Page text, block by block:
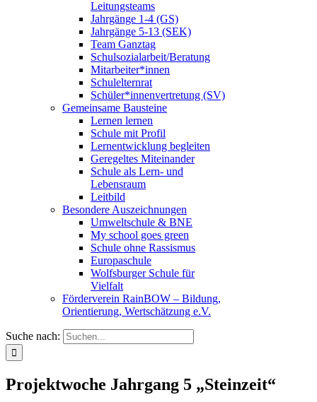
Leitungsteams
Jahrgänge 1-4 (GS)
Jahrgänge 5-13 (SEK)
Team Ganztag
Schulsozialarbeit/Beratung
Mitarbeiter*innen
Schulelternrat
Schüler*innenvertretung (SV)
Gemeinsame Bausteine
Lernen lernen
Schule mit Profil
Lernentwicklung begleiten
Geregeltes Miteinander
Schule als Lern- und
Lebensraum
Leitbild
Besondere Auszeichnungen
Umweltschule & BNE
My school goes green
Schule ohne Rassismus
Europaschule
Wolfsburger Schule für
Vielfalt
Förderverein RainBOW – Bildung,
Orientierung, Wertschätzung e.V.
Suche nach:
Projektwoche Jahrgang 5 „Steinzeit“